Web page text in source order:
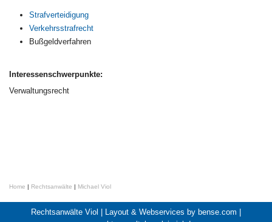
Strafverteidigung
Verkehrsstrafrecht
Bußgeldverfahren
Interessenschwerpunkte:
Verwaltungsrecht
Home | Rechtsanwälte | Michael Viol
Rechtsanwälte Viol | Layout & Webservices by bense.com |